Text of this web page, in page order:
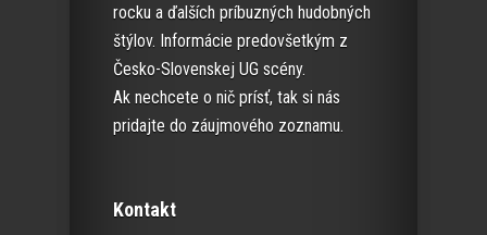
rocku a ďalších príbuzných hudobných
štýlov. Informácie predovšetkým z
Česko-Slovenskej UG scény.
Ak nechcete o nič prísť, tak si nás
pridajte do záujmového zoznamu.
Kontakt